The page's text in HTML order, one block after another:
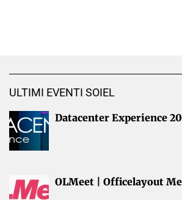
ULTIMI EVENTI SOIEL
Datacenter Experience
OLMeet | Officelayout